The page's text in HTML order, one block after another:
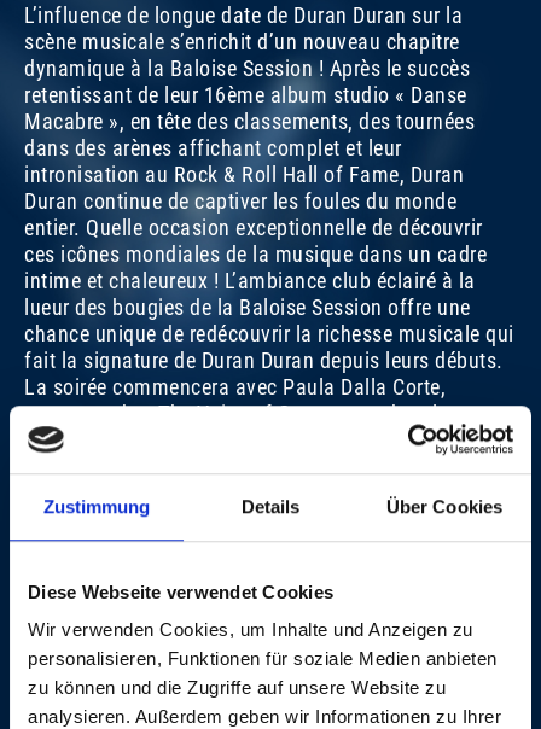
Zustimmung Details Über Cookies
Diese Webseite verwendet Cookies
Wir verwenden Cookies, um Inhalte und Anzeigen zu
personalisieren, Funktionen für soziale Medien anbieten
zu können und die Zugriffe auf unsere Website zu
analysieren. Außerdem geben wir Informationen zu Ihrer
L’influence de longue date de Duran Duran sur la
scène musicale s’enrichit d’un nouveau chapitre
dynamique à la Baloise Session ! Après le succès
retentissant de leur 16ème album studio « Danse
Macabre », en tête des classements, des tournées
dans des arènes affichant complet et leur
intronisation au Rock & Roll Hall of Fame, Duran
Duran continue de captiver les foules du monde
entier. Quelle occasion exceptionnelle de découvrir
ces icônes mondiales de la musique dans un cadre
intime et chaleureux ! L’ambiance club éclairé à la
lueur des bougies de la Baloise Session offre une
chance unique de redécouvrir la richesse musicale qui
fait la signature de Duran Duran depuis leurs débuts.
La soirée commencera avec Paula Dalla Corte,
gagnante de « The Voice of Germany », dont le
mélange d’Americana, d’indie pop et de glam-punk a
Zeno van Essel
Baloise Session»
CRÉDITS